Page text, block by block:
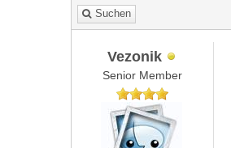
Suchen
Vezonik
Senior Member